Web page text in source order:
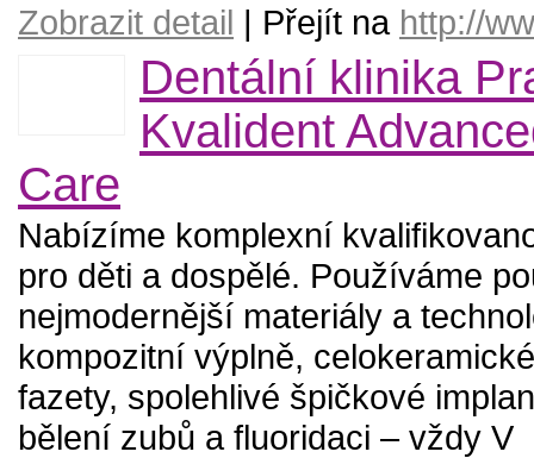
Zobrazit detail | Přejít na http://
Dentální klinika
Kvalident
Care
Nabízíme komplexní
pro děti a dospělé. Používáme
nejmodernější materiály a
kompozitní výplně,
fazety, spolehlivé špičkové
bělení zubů a fluoridaci – vždy V